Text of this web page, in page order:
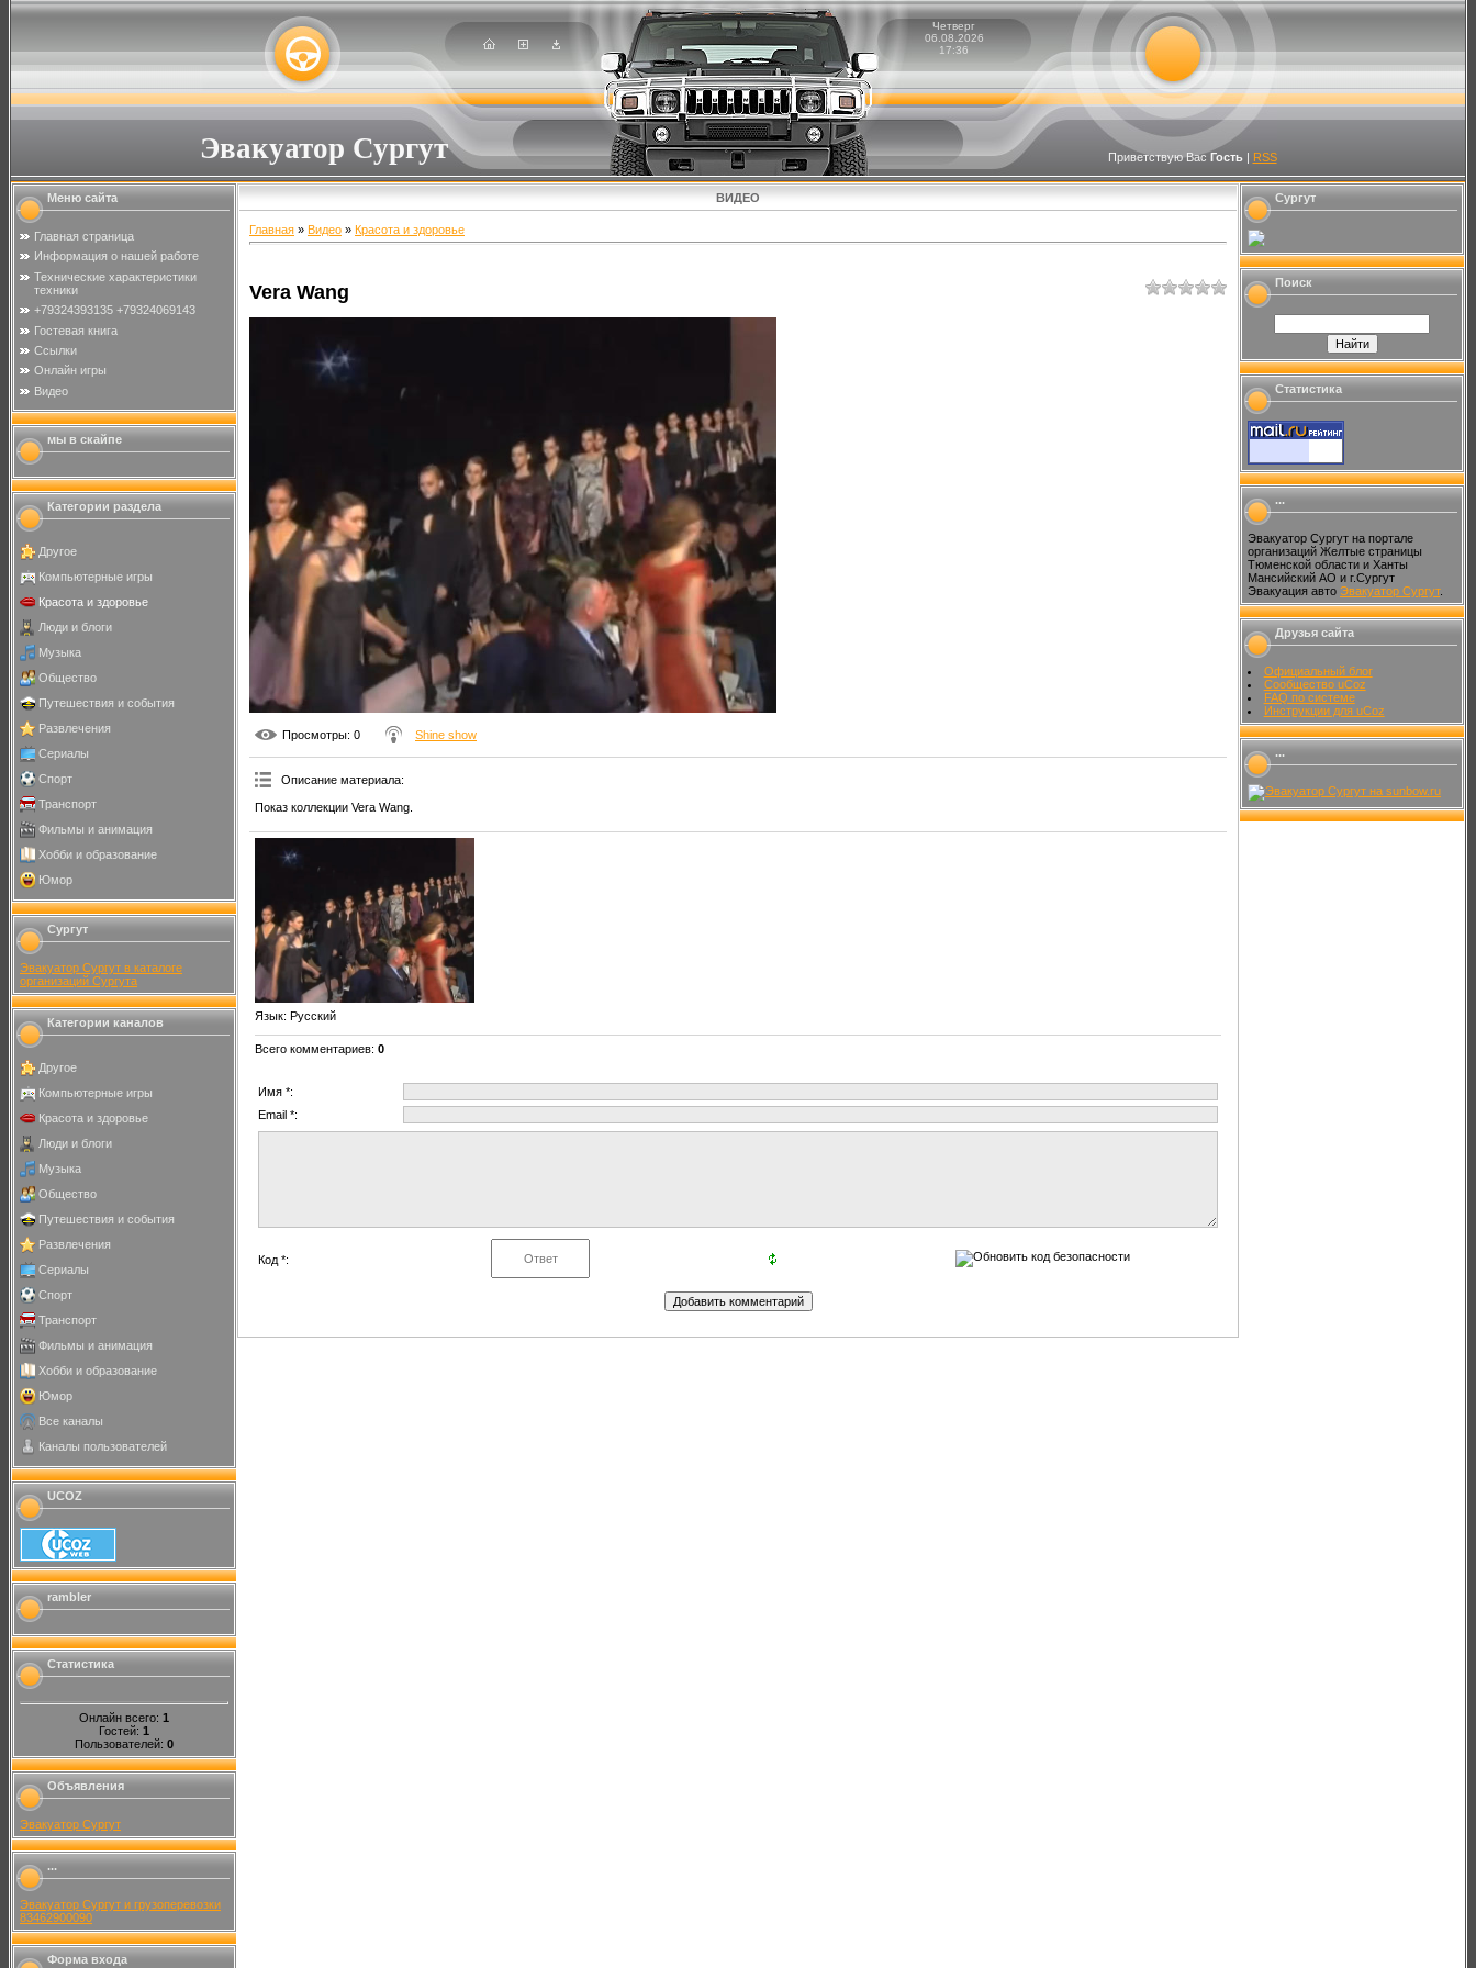
Эвакуатор Сургут
Четверг
06.08.2026
17:36
Приветствую Вас Гость| RSS
Меню сайта
Главная страница
Информация о нашей работе
Технические характеристики
техники
+79324393135 +79324069143
Гостевая книга
Ссылки
Онлайн игры
Видео
мы в скайпе
Категории раздела
Другое
Компьютерные игры
Красота и здоровье
Люди и блоги
Музыка
Общество
Путешествия и события
Развлечения
Сериалы
Спорт
Транспорт
Фильмы и анимация
Хобби и образование
Юмор
Сургут
Эвакуатор Сургут в каталоге
организаций Сургута
Категории каналов
Другое
Компьютерные игры
Красота и здоровье
Люди и блоги
Музыка
Общество
Путешествия и события
Развлечения
Сериалы
Спорт
Транспорт
Фильмы и анимация
Хобби и образование
Юмор
Все каналы
Каналы пользователей
UCOZ
rambler
Статистика
Онлайн всего: 1
Гостей: 1
Пользователей: 0
Объявления
Эвакуатор Сургут
...
Эвакуатор Сургут и грузоперевозки
83462900090
Форма входа
ВИДЕО
Главная » Видео » Красота и здоровье
Vera Wang
Просмотры: 0 Shine show
Описание материала:
Показ коллекции Vera Wang.
Язык: Русский
Всего комментариев: 0
Имя *:
Email *:
Код *:
Сургут
Поиск
Статистика
...
Эвакуатор Сургут на портале
организаций Желтые страницы
Тюменской области и Ханты
Мансийский АО и г.Сургут
Эвакуация авто Эвакуатор Сургут.
Друзья сайта
Официальный блог
Сообщество uCoz
FAQ по системе
Инструкции для uCoz
...